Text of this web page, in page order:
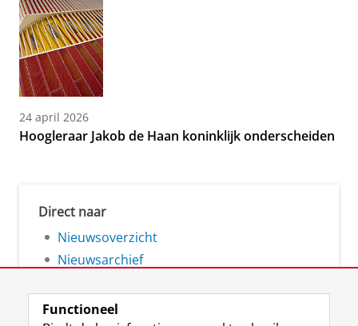
24 april 2026
Hoogleraar Jakob de Haan koninklijk onderscheiden
Direct naar
Nieuwsoverzicht
Nieuwsarchief
Functioneel